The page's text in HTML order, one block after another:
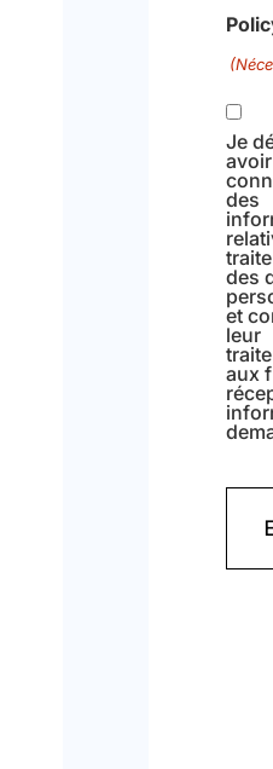
Je
des
des
et
leur
aux